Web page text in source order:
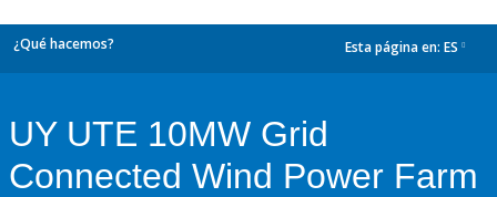
¿Qué hacemos? Esta página en: ES
UY UTE 10MW Grid
Connected Wind Power Farm